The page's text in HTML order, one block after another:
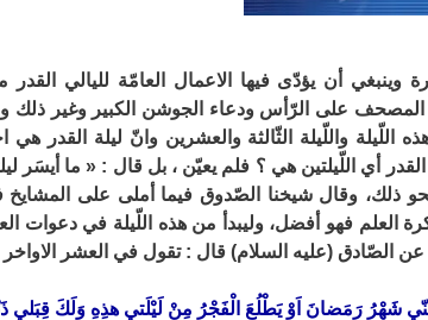
أن يؤدّى فيها الاعمال العامّة لليالي القدر
على الرّأس ودعاء الجوشن الكبير وغير ذلك
اللّيلة واللّيلة الثّالثة والعشرين وانّ ليلة القدر
أي اللّيلتين هي ؟ فلم يعيّن ، بل قال : « ما أيسَر
ذلك، وقال شيخنا الصّدوق فيما أملى على
العلم فهو أفضل، وليبدأ من هذه اللّيلة في دعوات
عن الصّادق (عليه السلام) قال : تقول في العشر
شَهْرُ رَمَضانَ اَوْ يَطْلُعَ الْفَجْرُ مِنْ لَيْلَتي هذِهِ وَلَكَ قِبَلي